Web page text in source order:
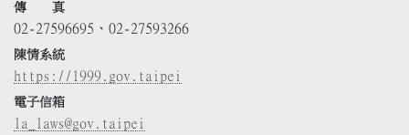
傳 真
02-27596695、02-27593266
陳情系統
https://1999.gov.taipei
電子信箱
la_laws@gov.taipei